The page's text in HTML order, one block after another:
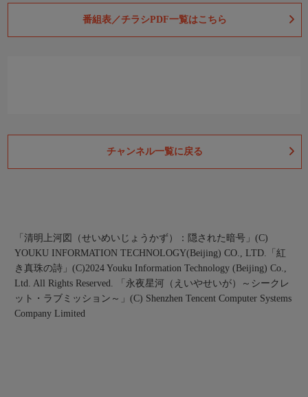
番組表／チラシPDF一覧はこちら
チャンネル一覧に戻る
「清明上河図（せいめいじょうかず）：隠された暗号」(C)
YOUKU INFORMATION TECHNOLOGY(Beijing) CO., LTD.
「紅
き真珠の詩」(C)2024 Youku Information Technology (Beijing) Co.,
Ltd. All Rights Reserved.
「永夜星河（えいやせいが）～シークレ
ット・ラブミッション～」(C) Shenzhen Tencent Computer Systems
Company Limited